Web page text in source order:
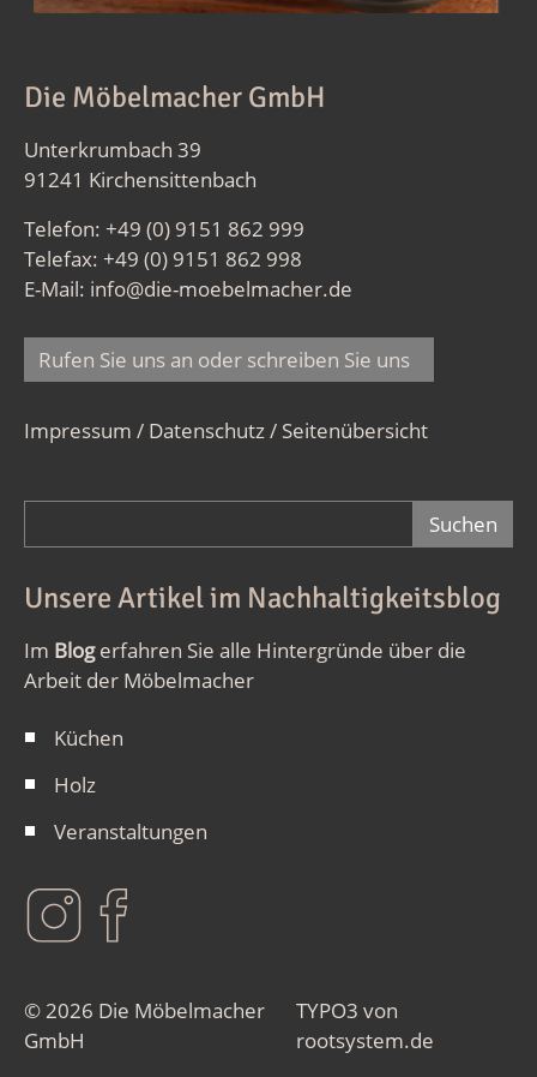
Die Möbelmacher GmbH
Unterkrumbach 39
91241 Kirchensittenbach
Telefon: +49 (0) 9151 862 999
Telefax: +49 (0) 9151 862 998
E-Mail: info@die-moebelmacher.de
Rufen Sie uns an oder schreiben Sie uns
Impressum / Datenschutz/ Seitenübersicht
Unsere Artikel im Nachhaltigkeitsblog
Im Blogerfahren Sie alle Hintergründe über die
Arbeit der Möbelmacher
Küchen
Holz
Veranstaltungen
© 2026 Die Möbelmacher
GmbH
TYPO3 von
rootsystem.de